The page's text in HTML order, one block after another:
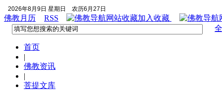
2026年8月9日 星期日 农历6月27日
佛教月历 RSS 加入收藏
首页
|
佛教资讯
|
菩提文库